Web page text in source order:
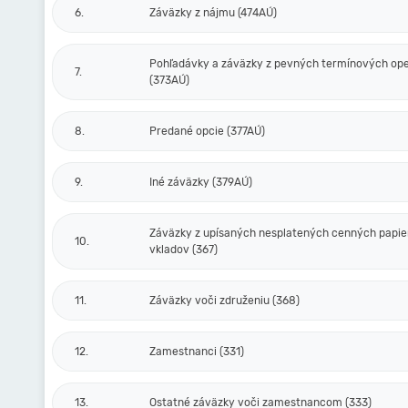
6. Záväzky z nájmu (474AÚ)
7.
Pohľadávky a záväzky z pevných termínových
(373AÚ)
8. Predané opcie (377AÚ)
9. Iné záväzky (379AÚ)
10.
Záväzky z upísaných nesplatených cenných
vkladov (367)
11. Záväzky voči združeniu (368)
12. Zamestnanci (331)
13. Ostatné záväzky voči zamestnancom (333)